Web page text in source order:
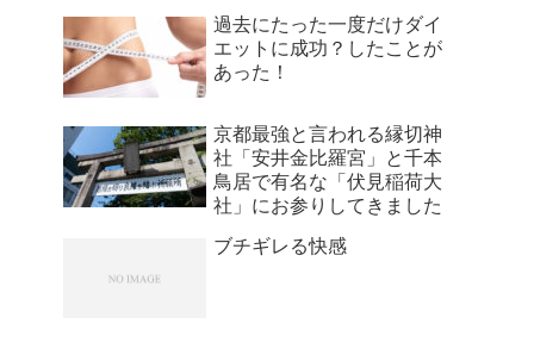
過去にたった一度だけダイ
エットに成功？したことが
あった！
京都最強と言われる縁切神
社「安井金比羅宮」と千本
鳥居で有名な「伏見稲荷大
社」にお参りしてきました
ブチギレる快感